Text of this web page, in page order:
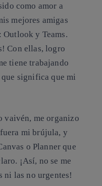
como amor a
mejores amigas
Outlook y Teams.
Con ellas, logro
tiene trabajando
significa que mi
vaivén, me organizo
mi brújula, y
o Planner que
¡Así, no se me
ni las no urgentes!